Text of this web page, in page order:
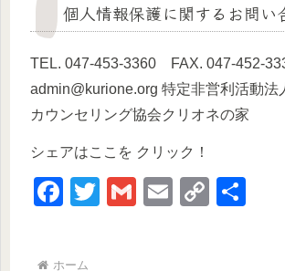
個人情報保護に関するお問い
TEL. 047-453-3360 FAX. 047-452-
admin@kurione.org 特定非営利活動法
カウンセリング協会クリオネの家
シェアはここを クリック！
F
T
G
E
C
ホーム